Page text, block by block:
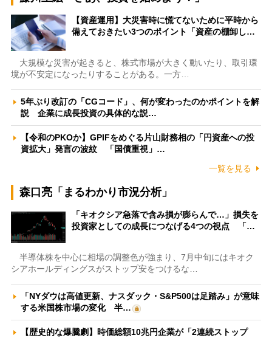
【資産運用】大災害時に慌てないために平時から
備えておきたい3つのポイント「資産の棚卸し…
大規模な災害が起きると、株式市場が大きく動いたり、取引環
境が不安定になったりすることがある。一方…
5年ぶり改訂の「CGコード」、何が変わったのかポイントを解
説 企業に成長投資の具体的な説…
【令和のPKOか】GPIFをめぐる片山財務相の「円資産への投
資拡大」発言の波紋 「国債重視」…
一覧を見る
森口亮「まるわかり市況分析」
「キオクシア急落で含み損が膨らんで…」損失を
投資家としての成長につなげる4つの視点 「…
半導体株を中心に相場の調整色が強まり、7月中旬にはキオク
シアホールディングスがストップ安をつけるな…
「NYダウは高値更新、ナスダック・S&P500は足踏み」が意味
する米国株市場の変化 半…
【歴史的な爆騰劇】時価総額10兆円企業が「2連続ストップ